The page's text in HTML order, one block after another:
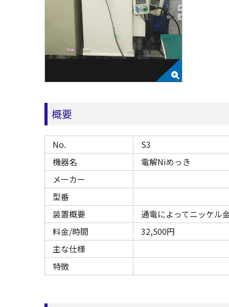
概要
No.
S3
機器名
電解Niめっき
メーカー
型番
装置概要
通電によってニッケル
料金/時間
32,500円
主な仕様
特徴